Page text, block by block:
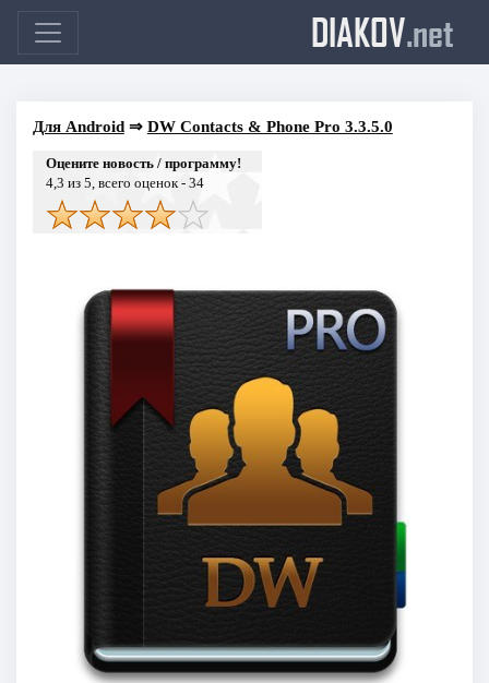
DIAKOV.net
Для Android⇒ DW Contacts & Phone Pro 3.3.5.0
Оцените новость / программу!
4,3 из 5, всего оценок - 34